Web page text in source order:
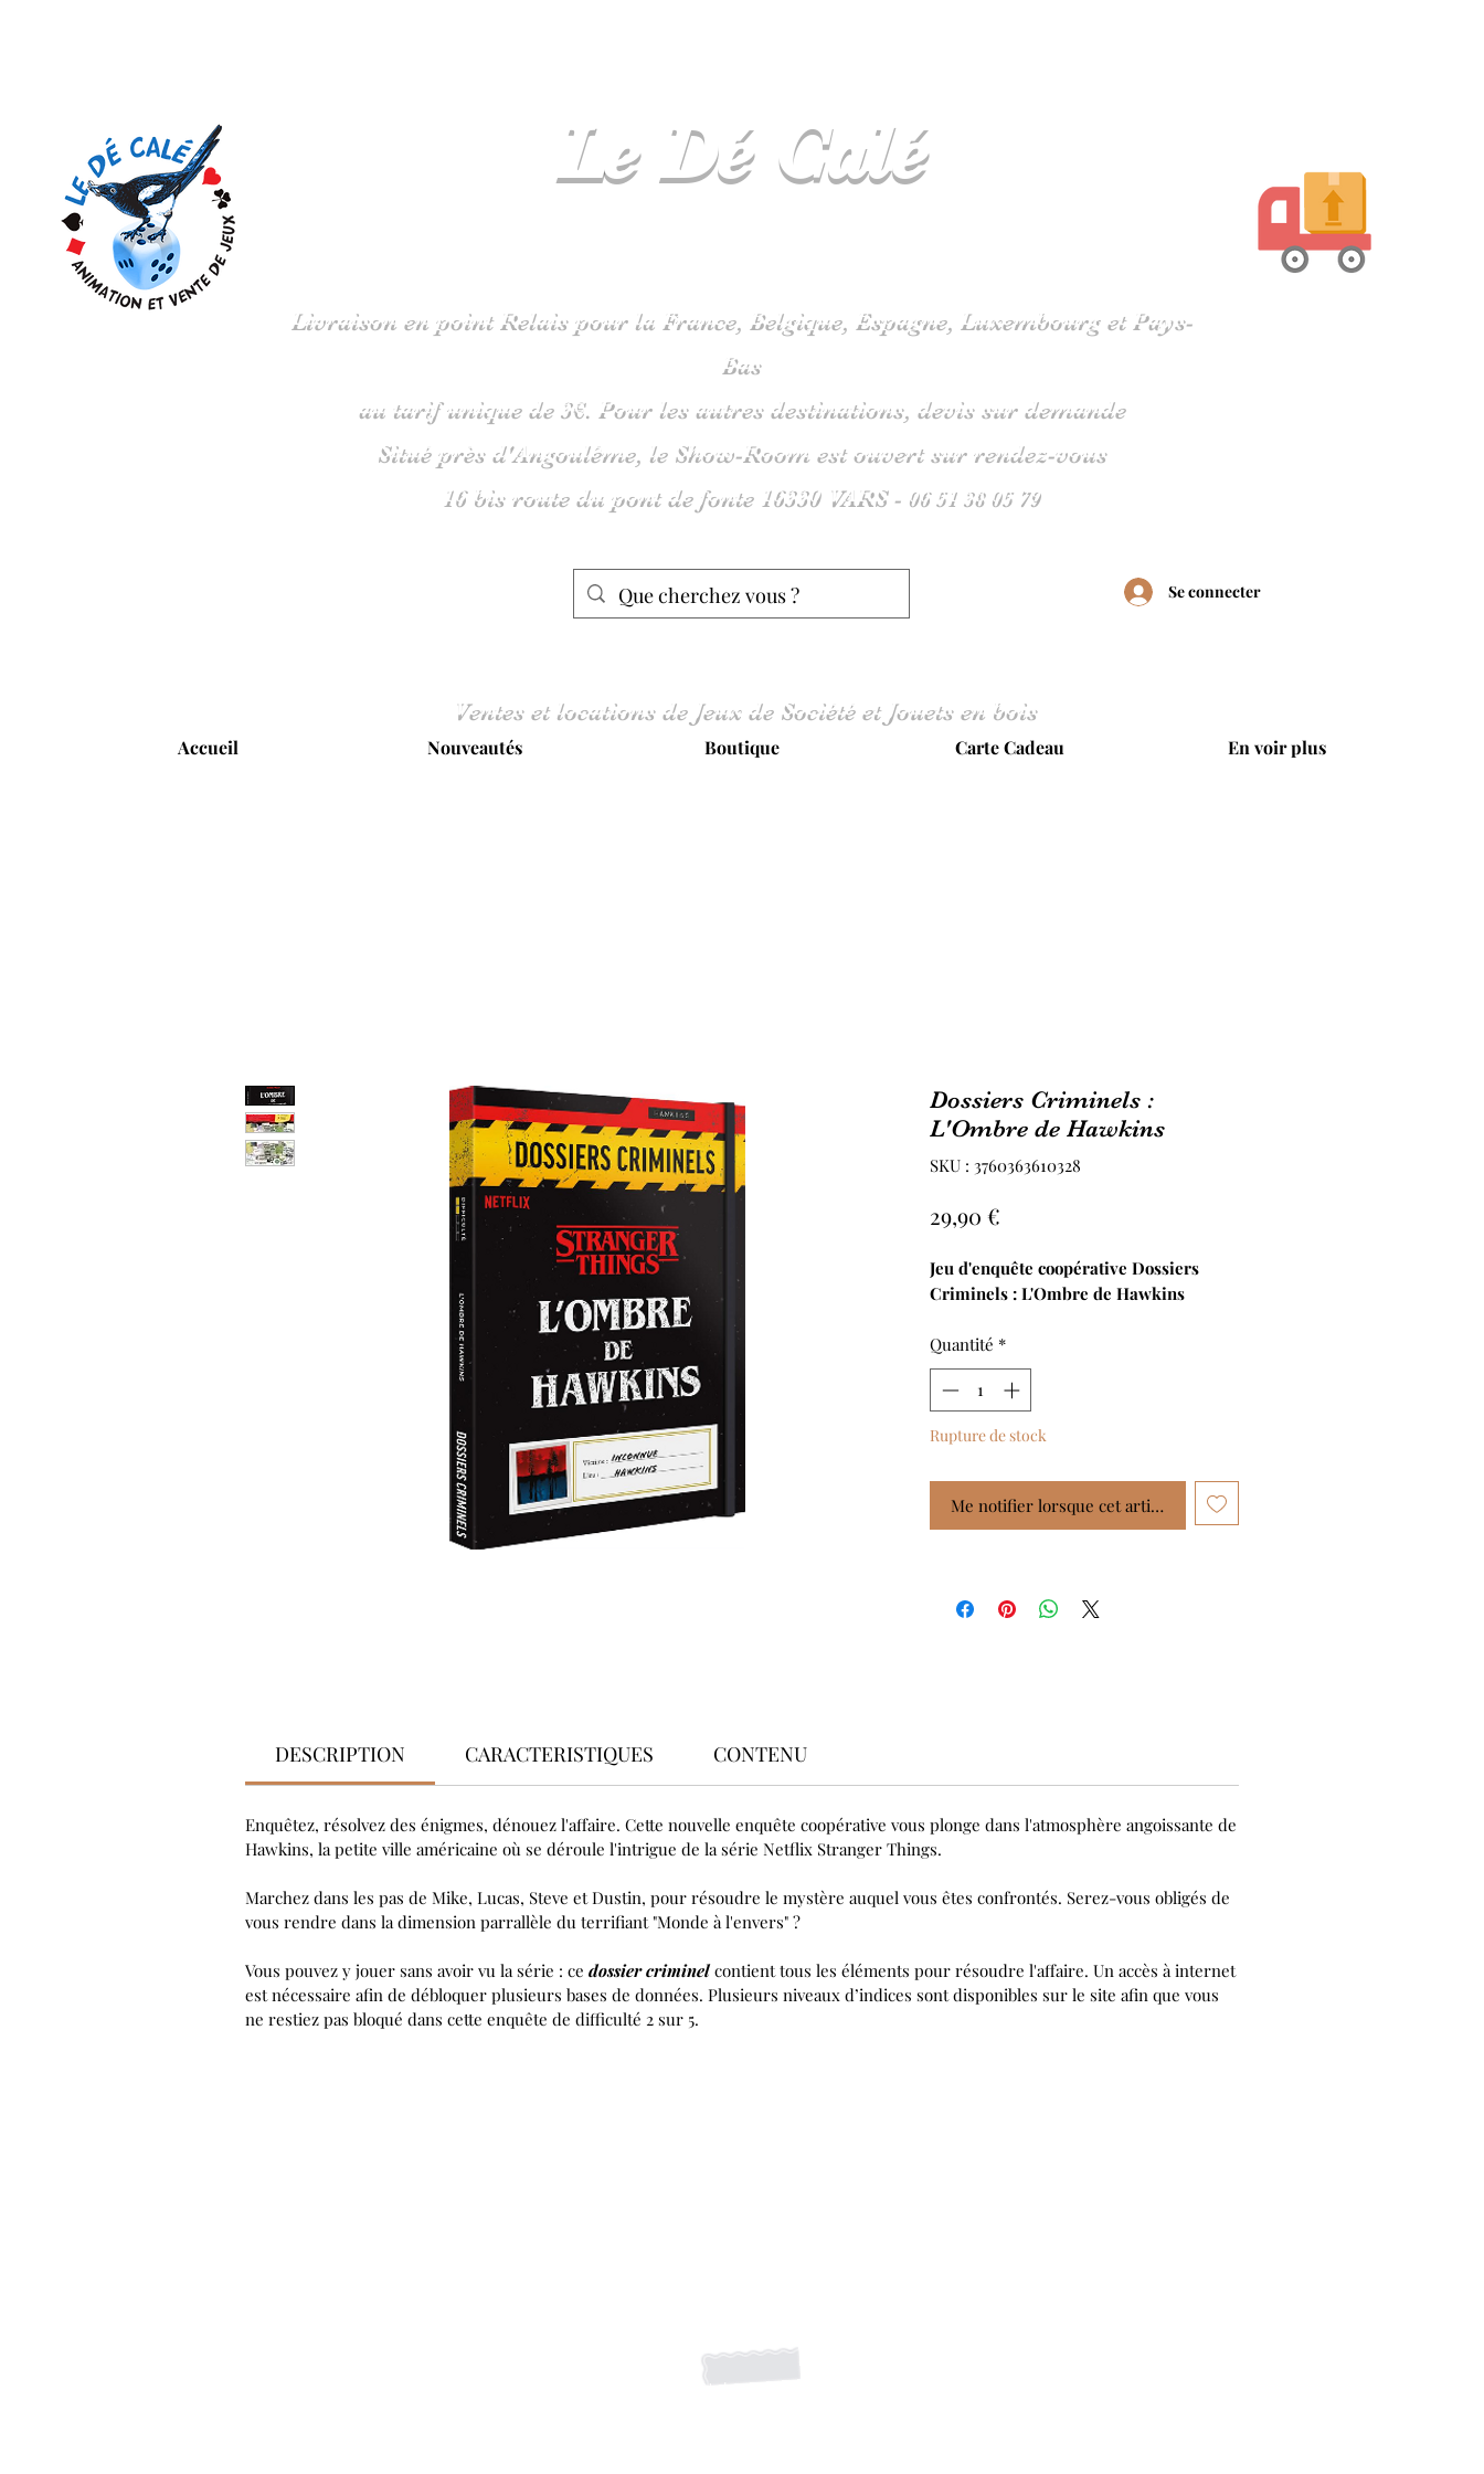
Le DéCalé
Livraison en point Relais pour la France, Belgique, Espagne, Luxembourg et Pays-
Bas
au tarif unique de 3€. Pour les autres destinations, devis sur demande
Situé près d'Angoulême, le Show-Room est ouvert sur rendez-vous
16 bis route du pont de fonte 16330 VARS - 0651 38 05 79
Se connecter
Ventes et locations de Jeux de Société et Jouets en bois
Accueil Nouveautés Boutique Carte Cadeau En voir plus
Dossiers Criminels :
L'Ombre de Hawkins
SKU : 3760363610328
29,90 €
Jeu d'enquête coopérative Dossiers
Criminels : L'Ombre de Hawkins
Quantité *
Rupture de stock
Me notifier lorsque cet article est disponible
DESCRIPTION CARACTERISTIQUES CONTENU
Enquêtez, résolvez des énigmes, dénouez l'affaire. Cette nouvelle enquête coopérative vous plonge dans l'atmosphère angoissante de
Hawkins, la petite ville américaine où se déroule l'intrigue de la série Netflix Stranger Things.
Marchez dans les pas de Mike, Lucas, Steve et Dustin, pour résoudre le mystère auquel vous êtes confrontés. Serez-vous obligés de
vous rendre dans la dimension parrallèle du terrifiant "Monde à l'envers" ?
Vous pouvez y jouer sans avoir vu la série : ce dossier criminelcontient tous les éléments pour résoudre l'affaire. Un accès à internet
est nécessaire afin de débloquer plusieurs bases de données. Plusieurs niveaux d’indices sont disponibles sur le site afin que vous
ne restiez pas bloqué dans cette enquête de difficulté 2 sur 5.
S'abonner